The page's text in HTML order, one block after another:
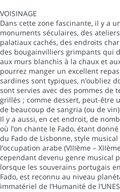
VOISINAGE
Dans cette zone fascinante, il y a
monuments séculaires, des
palatiaux cachés, des endroits
des bougainvilliers grimpants qui
aux murs blanchis à la chaux et
pourrez manger un excellent
sardines sont typiques, n’oubliez
sont servies avec des pommes de
grillés ; comme dessert, peut-être
de beaucoup de sangria (ou de
Il y a aussi, en cet endroit, de
où l’on chante le Fado, étant
du Fado de Lisbonne, style
l’occupation arabe (VIIIème –
cependant devenu genre musical
lorsque les souverains portugais
Fado, est reconnu au niveau
immatériel de l’Humanité de